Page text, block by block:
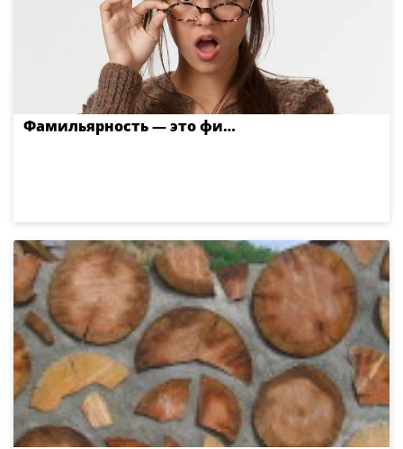
Фамильярность — это фи…